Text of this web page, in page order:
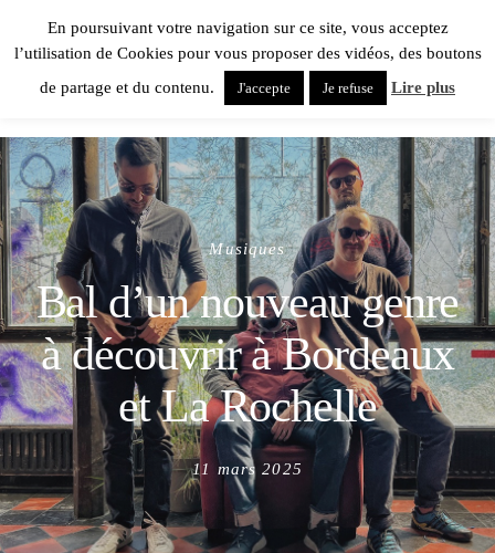
Musiques
Bal d’un nouveau genre
à découvrir à Bordeaux
et La Rochelle
Posted
on
11 mars 2025
En poursuivant votre navigation sur ce site, vous acceptez
l’utilisation de Cookies pour vous proposer des vidéos, des boutons
de partage et du contenu.
J'accepte Je refuse Lire plus